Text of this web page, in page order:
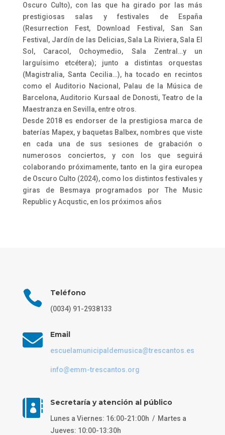
Oscuro Culto), con las que ha girado por las más
prestigiosas salas y festivales de España
(Resurrection Fest, Download Festival, San San
Festival, Jardín de las Delicias, Sala La Riviera, Sala El
Sol, Caracol, Ochoymedio, Sala Zentral…y un
larguísimo etcétera); junto a distintas orquestas
(Magistralia, Santa Cecilia…), ha tocado en recintos
como el Auditorio Nacional, Palau de la Música de
Barcelona, Auditorio Kursaal de Donosti, Teatro de la
Maestranza en Sevilla, entre otros.
Desde 2018 es endorser de la prestigiosa marca de
baterías Mapex, y baquetas Balbex, nombres que viste
en cada una de sus sesiones de grabación o
numerosos conciertos, y con los que seguirá
colaborando próximamente, tanto en la gira europea
de Oscuro Culto (2024), como los distintos festivales y
giras de Besmaya programados por The Music
Republic y Acqustic, en los próximos años
 Teléfono
(0034) 91-2938133
 Email
escuelamunicipaldemusica@trescantos.es
info@emm-trescantos.org
 Secretaría y atención al público
Lunes a Viernes: 16:00-21:00h / Martes a
Jueves: 10:00-13:30h